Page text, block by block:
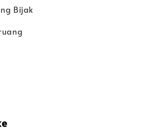
Bijak